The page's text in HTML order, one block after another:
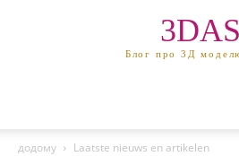
3DAS
Блог про 3Д
додому Laatste nieuws en artikelen